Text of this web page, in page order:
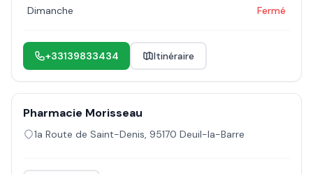
Dimanche
Fermé
+33139833434 Itinéraire
Pharmacie Morisseau
1a Route de Saint-Denis, 95170 Deuil-la-Barre